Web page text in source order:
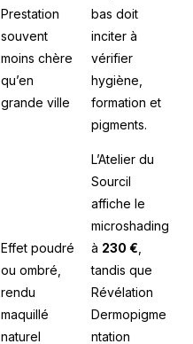
Prestation
souvent
moins chère
qu’en
grande ville
bas doit
inciter à
vérifier
hygiène,
formation et
pigments.
Effet poudré
ou ombré,
rendu
maquillé
naturel
L’Atelier du
Sourcil
affiche le
microshading
à 230 €
tandis que
Révélation
Dermopigme
ntation